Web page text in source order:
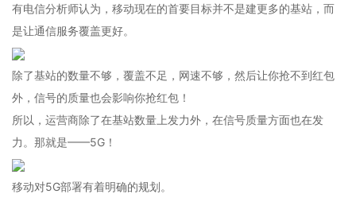
有电信分析师认为，移动现在的首要目标并不是建更多的基站，而
是让通信服务覆盖更好。
除了基站的数量不够，覆盖不足，网速不够，然后让你抢不到红包
外，信号的质量也会影响你抢红包！
所以，运营商除了在基站数量上发力外，在信号质量方面也在发
力。那就是——5G！
移动对5G部署有着明确的规划。